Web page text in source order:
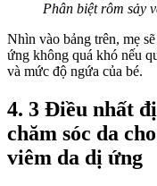
Phân biệt rôm sảy
Nhìn vào bảng trên, mẹ
ứng không quá khó nếu
và mức độ ngứa của bé.
4. 3 Điều nhất
chăm sóc da
viêm da dị ứng